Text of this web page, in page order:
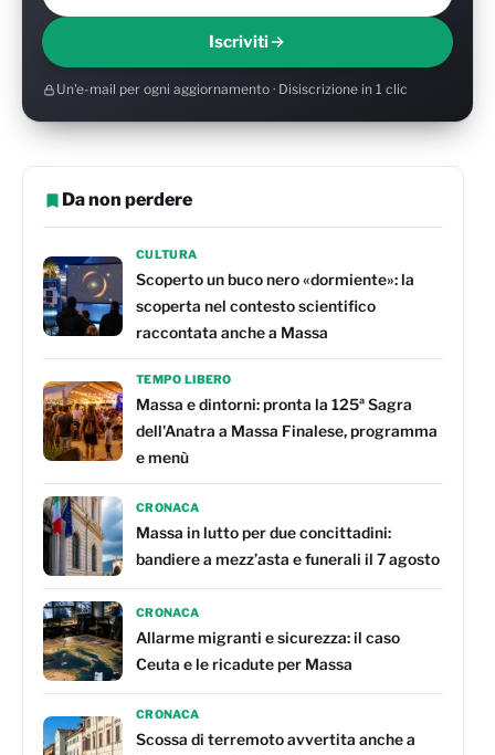
Iscriviti
Un'e-mail per ogni aggiornamento · Disiscrizione in 1 clic
Da non perdere
CULTURA
Scoperto un buco nero «dormiente»: la
scoperta nel contesto scientifico
raccontata anche a Massa
TEMPO LIBERO
Massa e dintorni: pronta la 125ª Sagra
dell'Anatra a Massa Finalese, programma
e menù
CRONACA
Massa in lutto per due concittadini:
bandiere a mezz’asta e funerali il 7 agosto
CRONACA
Allarme migranti e sicurezza: il caso
Ceuta e le ricadute per Massa
CRONACA
Scossa di terremoto avvertita anche a